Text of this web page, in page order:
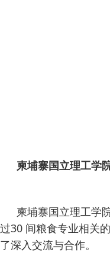
柬埔寨国立理工学
柬埔寨国立理工学
过30 间粮食专业相关
了深入交流与合作。